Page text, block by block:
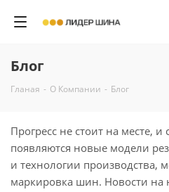
Блог
Гланая - О Компании - Блог
Прогресс не стоит на месте,
появляются новые модели
и технологии производства,
маркировка шин. Новости на